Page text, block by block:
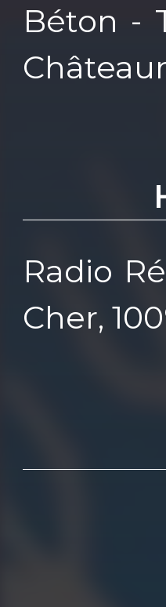
Béton -
Radio
Cher,